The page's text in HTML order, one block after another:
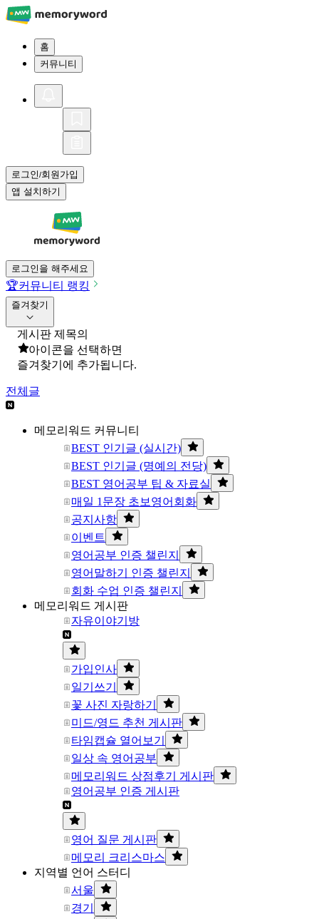
홈
커뮤니티
로그인/회원가입
앱 설치하기
로그인을 해주세요
🏆커뮤니티 랭킹
즐겨찾기
게시판 제목의
아이콘을 선택하면
즐겨찾기에 추가됩니다.
전체글
메모리워드 커뮤니티
BEST 인기글 (실시간)
BEST 인기글 (명예의 전당)
BEST 영어공부 팁 & 자료실
매일 1문장 초보영어회화
공지사항
이벤트
영어공부 인증 챌린지
영어말하기 인증 챌린지
회화 수업 인증 챌린지
메모리워드 게시판
자유이야기방
가입인사
일기쓰기
꽃 사진 자랑하기
미드/영드 추천 게시판
타임캡슐 열어보기
일상 속 영어공부
메모리워드 상점후기 게시판
영어공부 인증 게시판
영어 질문 게시판
메모리 크리스마스
지역별 언어 스터디
서울
경기